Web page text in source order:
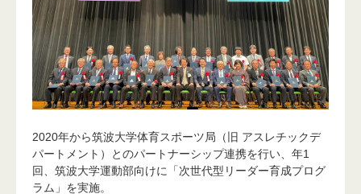
2020年から筑波大学体育スポーツ局（旧 アスレチックデ
パートメント）とのパートナーシップ連携を行い、年1
回、筑波大学運動部向けに「次世代型リーダー育成プログ
ラム」を実施。